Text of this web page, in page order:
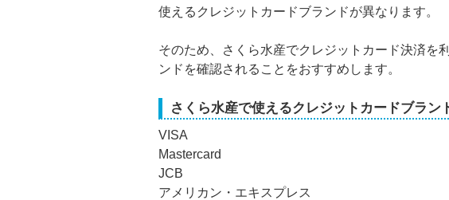
使えるクレジットカードブランドが異なります。
そのため、さくら水産でクレジットカード決済を
ンドを確認されることをおすすめします。
さくら水産で使えるクレジットカードブラン
VISA
Mastercard
JCB
アメリカン・エキスプレス